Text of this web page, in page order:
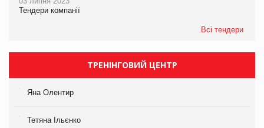
Тендери компанії
Всі тендери
ТРЕНІНГОВИЙ ЦЕНТР
Яна Олентир
Тетяна Ільєнко